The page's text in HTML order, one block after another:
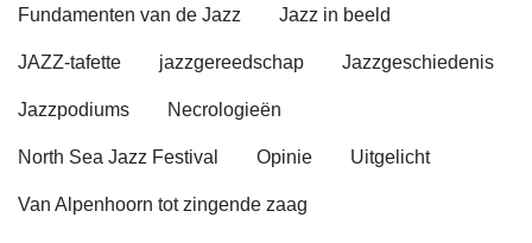
Fundamenten van de Jazz Jazz in beeld
JAZZ-tafette jazzgereedschap Jazzgeschiedenis
Jazzpodiums Necrologieën
North Sea Jazz Festival Opinie Uitgelicht
Van Alpenhoorn tot zingende zaag